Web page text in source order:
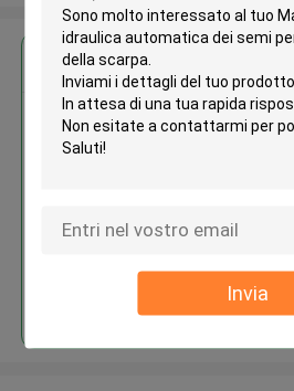
Invia
Ottieni il miglior
Macchina
Continua